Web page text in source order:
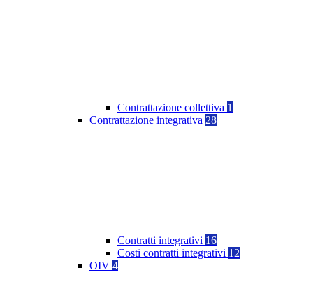
Contrattazione collettiva 1
Contrattazione integrativa 28
Contratti integrativi 16
Costi contratti integrativi 12
OIV 4